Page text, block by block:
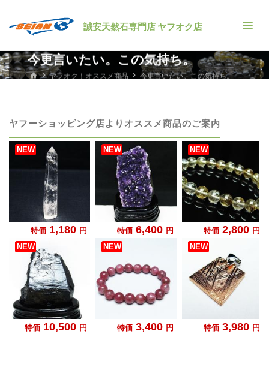
ン
ツ
誠安天然石専門店 ヤフオク店
今更言いたい。この気持ち。
ホ ヤフオク！オススメ商品 今更言いたい。この気持ち。
ヤフーショッピング店よりオススメ商品のご案内